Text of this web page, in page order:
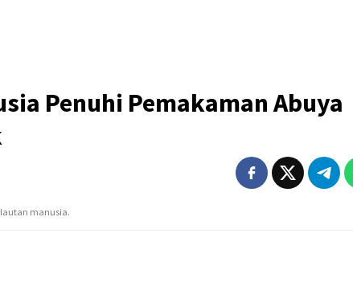
Penuhi Pemakaman Abuya
manusia.